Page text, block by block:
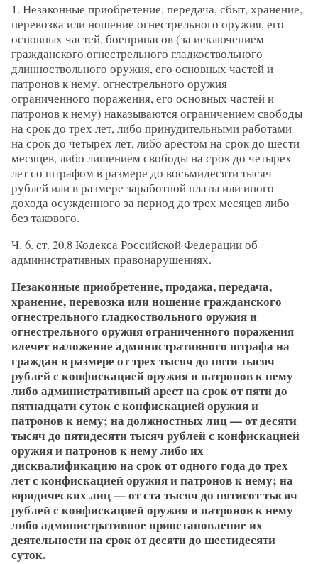
1. Незаконные приобретение, передача, сбыт, хранение,
перевозка или ношение огнестрельного оружия, его
основных частей, боеприпасов (за исключением
гражданского огнестрельного гладкоствольного
длинноствольного оружия, его основных частей и
патронов к нему, огнестрельного оружия
ограниченного поражения, его основных частей и
патронов к нему) наказываются ограничением свободы
на срок до трех лет, либо принудительными работами
на срок до четырех лет, либо арестом на срок до шести
месяцев, либо лишением свободы на срок до четырех
лет со штрафом в размере до восьмидесяти тысяч
рублей или в размере заработной платы или иного
дохода осужденного за период до трех месяцев либо
без такового.
Ч. 6. ст. 20.8 Кодекса Российской Федерации об
административных правонарушениях.
Незаконные приобретение, продажа, передача,
хранение, перевозка или ношение гражданского
огнестрельного гладкоствольного оружия и
огнестрельного оружия ограниченного поражения
влечет наложение административного штрафа на
граждан в размере от трех тысяч до пяти тысяч
рублей с конфискацией оружия и патронов к нему
либо административный арест на срок от пяти до
пятнадцати суток с конфискацией оружия и
патронов к нему; на должностных лиц — от десяти
тысяч до пятидесяти тысяч рублей с конфискацией
оружия и патронов к нему либо их
дисквалификацию на срок от одного года до трех
лет с конфискацией оружия и патронов к нему; на
юридических лиц — от ста тысяч до пятисот тысяч
рублей с конфискацией оружия и патронов к нему
либо административное приостановление их
деятельности на срок от десяти до шестидесяти
суток.